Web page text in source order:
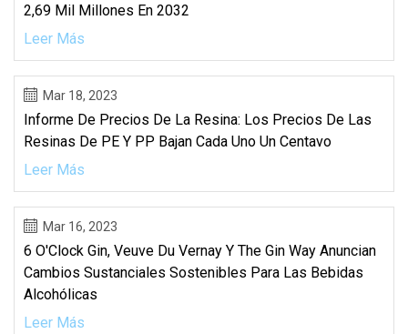
2,69 Mil Millones En 2032
Leer Más
Mar 18, 2023
Informe De Precios De La Resina: Los Precios De Las
Resinas De PE Y PP Bajan Cada Uno Un Centavo
Leer Más
Mar 16, 2023
6 O'Clock Gin, Veuve Du Vernay Y The Gin Way Anuncian
Cambios Sustanciales Sostenibles Para Las Bebidas
Alcohólicas
Leer Más